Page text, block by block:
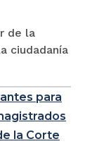
de la
ciudadanía
para
la Corte